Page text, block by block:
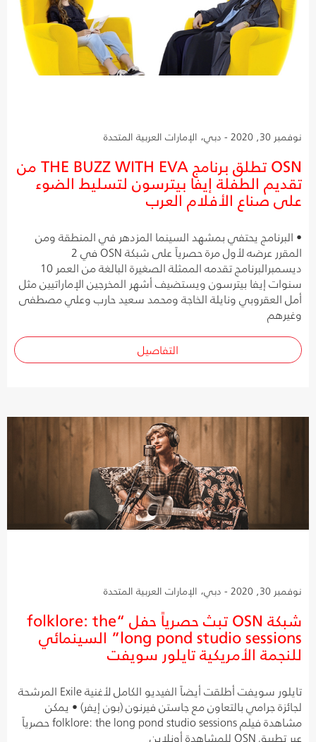
نوفمبر 30, 2020 - دبي، الإمارات العربية المتحدة
OSN تطلق برنامج THE BUZZ WITH EVA من
تقديم الطفلة إيفا بيترسون لتسليط الضوء
على صناع الأفلام العرب
• البرنامج يحتفي بمشهد السينما المزدهر في المنطقة ومن
المقرر عرضه لأول مرة حصرياً على شبكة OSN في 2
ديسمبرالبرنامج تقدمه الممثلة الصغيرة البالغة من العمر 10
سنوات إيفا بيترسون ويستضيف أشهر المخرجين الإماراتيين مثل
أمل العقروبي ونايلة الخاجة ومحمد سعيد حارب وعلي مصطفى
وغيرهم
التفاصيل
نوفمبر 30, 2020 - دبي، الإمارات العربية المتحدة
شبكة OSN تبث حصرياً حفل “folklore: the
long pond studio sessions” السينمائي
للنجمة الأمريكية تايلور سويفت
تايلور سويفت أطلقت أيضاً الفيديو الكامل لأغنية Exile المرشحة
لجائزة جرامي بالتعاون مع جاستن فيرنون (بون إيفر) • يمكن
مشاهدة فيلم folklore: the long pond studio sessions حصرياً
عبر تطبيق OSN للمشاهدة أونلاين